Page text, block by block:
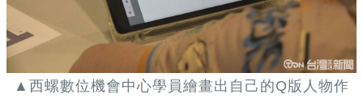
▲西螺數位機會中心學員繪畫出自己的Q版人物作